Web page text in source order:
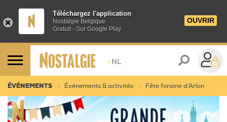
Téléchargez l'application
Nostalgie Belgique
Gratuit - Sur Google Play
OUVRIR
> NL
ÉVÉNEMENTS Événements & activités Fête foraine d’Arlon